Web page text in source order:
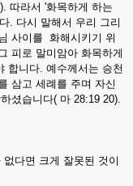
따라서 '화목하게 하는
. 다시 말해서 우리 그리
사이를 화해시키기 위
피로 말미암아 화목하게
합니다. 예수께서는 승천
삼고 세례를 주며 자신
셨습니다( 마 28:19 20).
다면 크게 잘못된 것이